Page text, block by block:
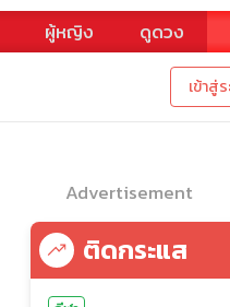
ผู้หญิง ดูดวง
เข้าสู่
Advertisement
ติดกระแส